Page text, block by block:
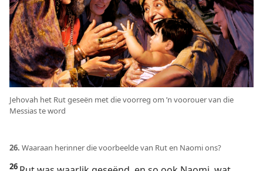
Jehovah het Rut geseën met die voorreg om ’n voorouer van die
Messias te word
26. Waaraan herinner die voorbeelde van Rut en Naomi ons?
26